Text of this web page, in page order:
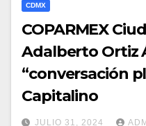
CDMX
COPARMEX
Adalberto Ortiz
“conversación
Capitalino
JULIO 31, 2024